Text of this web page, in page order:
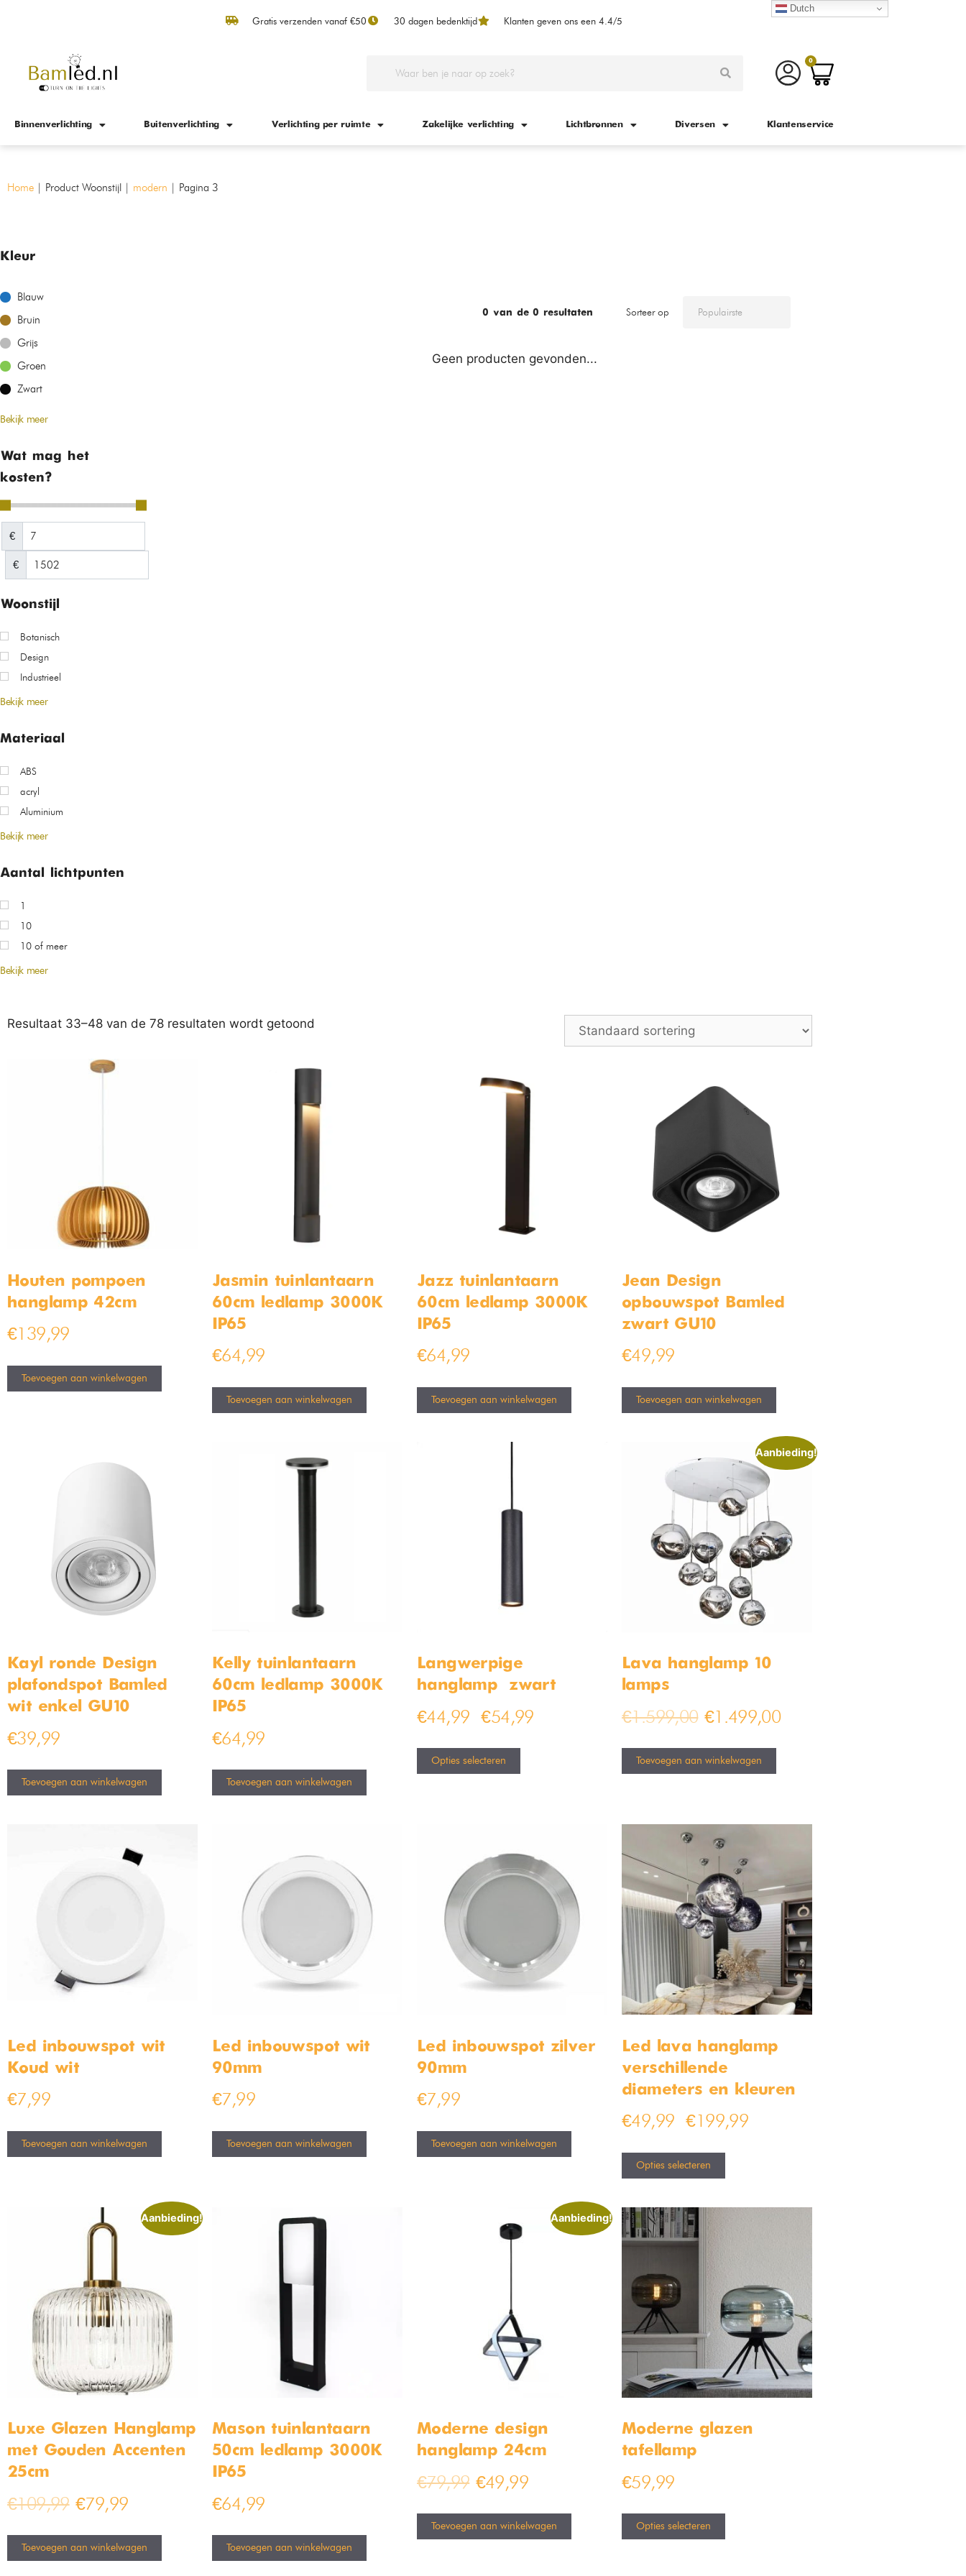
Gratis verzenden vanaf €50 30 dagen bedenktijd Klanten geven ons een 4.4/5
0
Binnenverlichting Buitenverlichting Verlichting per ruimte Zakelijke verlichting Lichtbronnen Diversen Klantenservice
Home | Product Woonstijl | modern | Pagina 3
Kleur
Blauw
Bruin
Grijs
Groen
Zwart
Bekijk meer
Wat mag het
kosten?
€
€
Woonstijl
Botanisch
Design
Industrieel
Bekijk meer
Materiaal
ABS
acryl
Aluminium
Bekijk meer
Aantal lichtpunten
1
10
10 of meer
Bekijk meer
0 van de 0 resultaten Sorteer op
Geen producten gevonden...
Resultaat 33–48 van de 78 resultaten wordt getoond
Houten pompoen
hanglamp 42cm
€139,99
Toevoegen aan winkelwagen
Jasmin tuinlantaarn
60cm ledlamp 3000K
IP65
€64,99
Toevoegen aan winkelwagen
Jazz tuinlantaarn
60cm ledlamp 3000K
IP65
€64,99
Toevoegen aan winkelwagen
Jean Design
opbouwspot Bamled
zwart GU10
€49,99
Toevoegen aan winkelwagen
Kayl ronde Design
plafondspot Bamled
wit enkel GU10
€39,99
Toevoegen aan winkelwagen
Kelly tuinlantaarn
60cm ledlamp 3000K
IP65
€64,99
Toevoegen aan winkelwagen
Langwerpige
hanglamp – zwart
€44,99 –€54,99
Opties selecteren
Aanbieding!
Lava hanglamp 10
lamps
€1.599,00 €1.499,00
Toevoegen aan winkelwagen
Led inbouwspot wit –
Koud wit
€7,99
Toevoegen aan winkelwagen
Led inbouwspot wit
90mm
€7,99
Toevoegen aan winkelwagen
Led inbouwspot zilver
90mm
€7,99
Toevoegen aan winkelwagen
Led lava hanglamp –
verschillende
diameters en kleuren
€49,99 –€199,99
Opties selecteren
Aanbieding!
Luxe Glazen Hanglamp
met Gouden Accenten
25cm
€109,99 €79,99
Toevoegen aan winkelwagen
Mason tuinlantaarn
50cm ledlamp 3000K
IP65
€64,99
Toevoegen aan winkelwagen
Aanbieding!
Moderne design
hanglamp 24cm
€79,99 €49,99
Toevoegen aan winkelwagen
Moderne glazen
tafellamp
€59,99
Opties selecteren
Dutch